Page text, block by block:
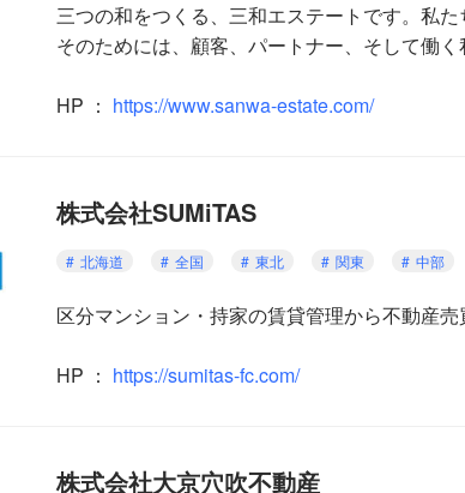
三つの和をつくる、三和エステートです。私
そのためには、顧客、パートナー、そして働
HP ： https://www.sanwa-estate.com/
株式会社SUMiTAS
北海道 全国 東北 関東 中部
区分マンション・持家の賃貸管理から不動産
HP ： https://sumitas-fc.com/
株式会社大京穴吹不動産